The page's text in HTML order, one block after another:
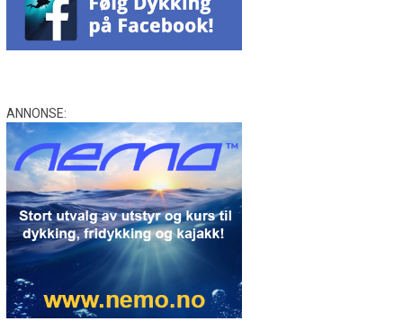
ANNONSE: